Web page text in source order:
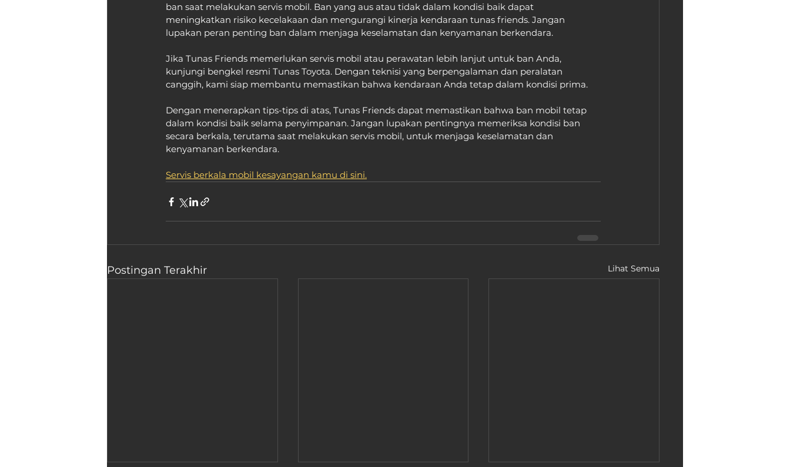
ban saat melakukan servis mobil. Ban yang aus atau tidak dalam kondisi baik dapat
meningkatkan risiko kecelakaan dan mengurangi kinerja kendaraan tunas friends. Jangan
lupakan peran penting ban dalam menjaga keselamatan dan kenyamanan berkendara.
Jika Tunas Friends memerlukan servis mobil atau perawatan lebih lanjut untuk ban Anda,
kunjungi bengkel resmi Tunas Toyota. Dengan teknisi yang berpengalaman dan peralatan
canggih, kami siap membantu memastikan bahwa kendaraan Anda tetap dalam kondisi prima.
Dengan menerapkan tips-tips di atas, Tunas Friends dapat memastikan bahwa ban mobil tetap
dalam kondisi baik selama penyimpanan. Jangan lupakan pentingnya memeriksa kondisi ban
secara berkala, terutama saat melakukan servis mobil, untuk menjaga keselamatan dan
kenyamanan berkendara.
Servis berkala mobil kesayangan kamu di sini.
Postingan Terakhir Lihat Semua